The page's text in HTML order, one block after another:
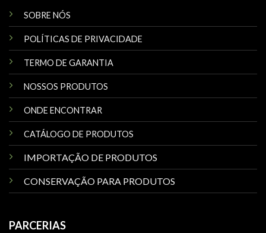
SOBRE NÓS
POLÍTICAS DE PRIVACIDADE
TERMO DE GARANTIA
NOSSOS PRODUTOS
ONDE ENCONTRAR
CATÁLOGO DE PRODUTOS
IMPORTAÇÃO DE PRODUTOS
CONSERVAÇÃO PARA PRODUTOS
PARCERIAS